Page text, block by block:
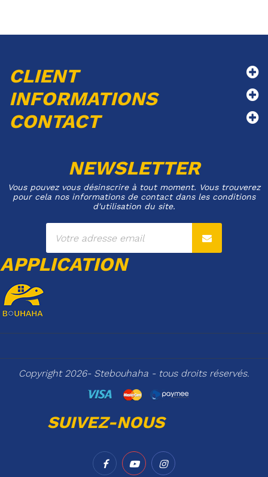
CLIENT
INFORMATIONS
CONTACT
NEWSLETTER
Vous pouvez vous désinscrire à tout moment. Vous trouverez
pour cela nos informations de contact dans les conditions
d'utilisation du site.
APPLICATION
Copyright 2026- Stebouhaha - tous droits réservés.
SUIVEZ-NOUS